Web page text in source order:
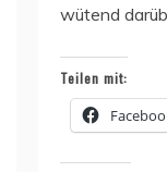
wütend
Teilen mit: